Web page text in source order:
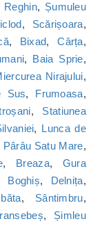
Reghin, Șumuleu
, Scărișoara,
, Bixad,Cârța,
, Baia Sprie,
Nirajului,
Sus, Frumoasa,
, Statiunea
, Lunca de
Pârâu Satu Mare,
, Breaza, Gura
Boghiș, Delnița,
, Sântimbru,
, Șimleu